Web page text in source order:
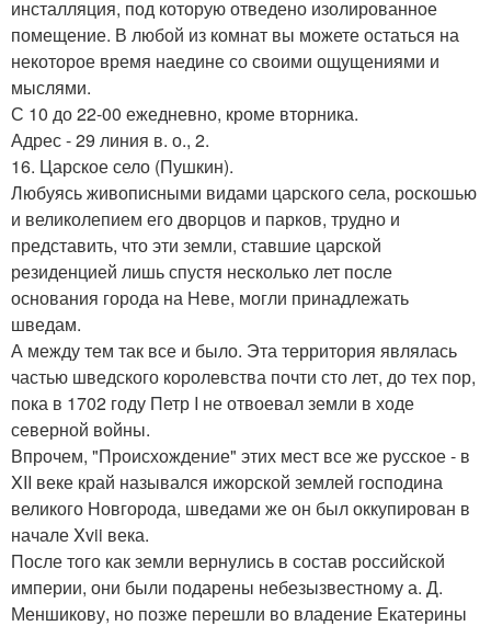
инсталляция, под которую отведено изолированное
помещение. В любой из комнат вы можете остаться на
некоторое время наедине со своими ощущениями и
мыслями.
С 10 до 22-00 ежедневно, кроме вторника.
Адрес - 29 линия в. о., 2.
16. Царское село (Пушкин).
Любуясь живописными видами царского села, роскошью
и великолепием его дворцов и парков, трудно и
представить, что эти земли, ставшие царской
резиденцией лишь спустя несколько лет после
основания города на Неве, могли принадлежать
шведам.
А между тем так все и было. Эта территория являлась
частью шведского королевства почти сто лет, до тех пор,
пока в 1702 году Петр I не отвоевал земли в ходе
северной войны.
Впрочем, "Происхождение" этих мест все же русское - в
XII веке край назывался ижорской землей господина
великого Новгорода, шведами же он был оккупирован в
начале Xvii века.
После того как земли вернулись в состав российской
империи, они были подарены небезызвестному а. Д.
Меншикову, но позже перешли во владение Екатерины